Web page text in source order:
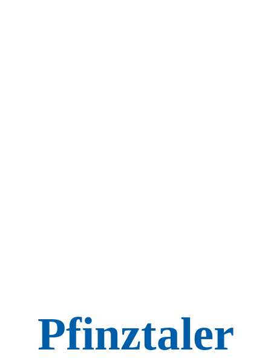
Pfinztaler